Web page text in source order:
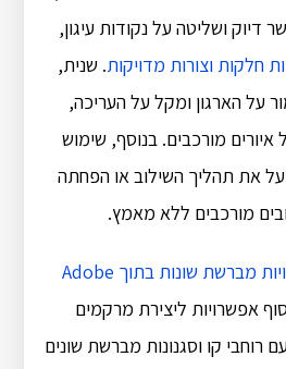
ושליטה על נקודות עיגון,
חלקות וצורות מדויקות. שנית,
על הארגון ומקל על העריכה,
מורכבים. בנוסף, שימוש
את תהליך השילוב או הפחתה
מורכבים ללא מאמץ.
אפשרויות מברשת שונות בתוך Adobe
אפשרויות ליצירת מרקמים
רוחבי קו וסגנונות מברשת שונים